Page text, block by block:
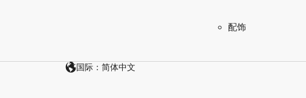
配饰
国际：简体中文